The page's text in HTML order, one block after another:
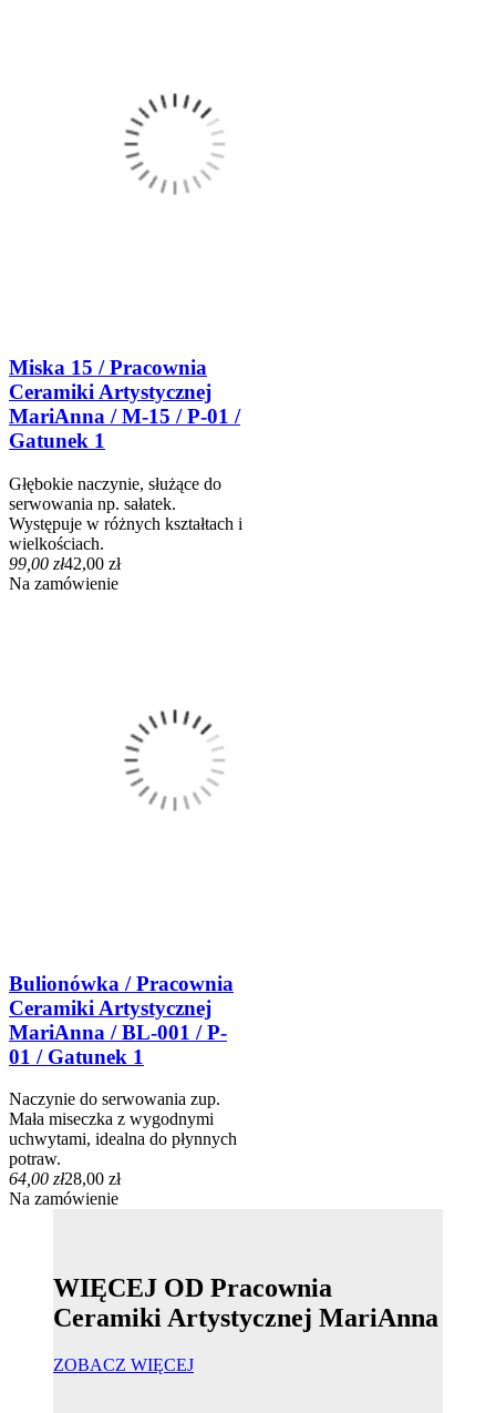
Miska 15 / Pracownia
Ceramiki Artystycznej
MariAnna / M-15 / P-01 /
Gatunek 1
Głębokie naczynie, służące do
serwowania np. sałatek.
Występuje w różnych kształtach i
wielkościach.
99,00 zł42,00 zł
Na zamówienie
Bulionówka / Pracownia
Ceramiki Artystycznej
MariAnna / BL-001 / P-
01 / Gatunek 1
Naczynie do serwowania zup.
Mała miseczka z wygodnymi
uchwytami, idealna do płynnych
potraw.
64,00 zł28,00 zł
Na zamówienie
WIĘCEJ OD Pracownia
Ceramiki Artystycznej MariAnna
ZOBACZ WIĘCEJ